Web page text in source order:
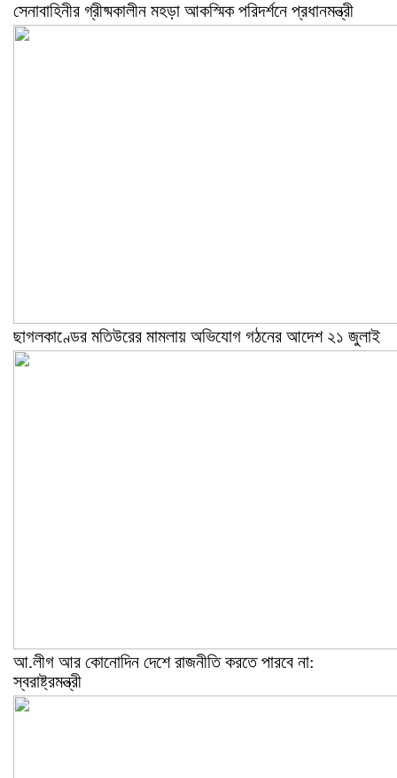
সেনাবাহিনীর গ্রীষ্মকালীন মহড়া আকস্মিক পরিদর্শনে প্রধানমন্ত্রী
ছাগলকাণ্ডের মতিউরের মামলায় অভিযোগ গঠনের আদেশ ২১ জুলাই
আ.লীগ আর কোনোদিন দেশে রাজনীতি করতে পারবে না:
স্বরাষ্ট্রমন্ত্রী